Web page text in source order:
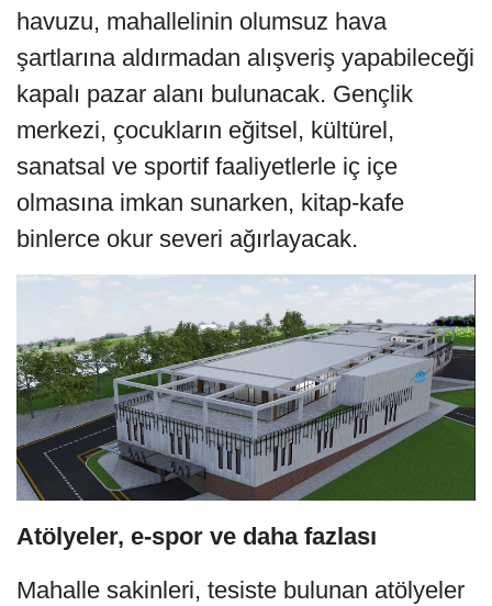
havuzu, mahallelinin olumsuz hava
şartlarına aldırmadan alışveriş yapabileceği
kapalı pazar alanı bulunacak. Gençlik
merkezi, çocukların eğitsel, kültürel,
sanatsal ve sportif faaliyetlerle iç içe
olmasına imkan sunarken, kitap-kafe
binlerce okur severi ağırlayacak.
Atölyeler, e-spor ve daha fazlası
Mahalle sakinleri, tesiste bulunan atölyeler